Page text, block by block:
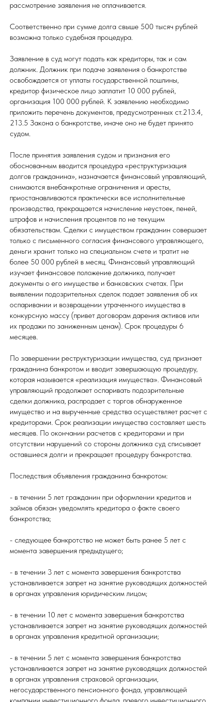
рассмотрение заявления не оплачивается.
Соответственно при сумме долга свыше 500 тысяч рублей
возможна только судебная процедура.
Заявление в суд могут подать как кредиторы, так и сам
должник. Должник при подаче заявления о банкротстве
освобождается от уплаты государственной пошлины,
кредитор физическое лицо заплатит 10 000 рублей,
организация 100 000 рублей. К заявлению необходимо
приложить перечень документов, предусмотренных ст.213.4,
213.5 Закона о банкротстве, иначе оно не будет принято
судом.
После принятия заявления судом и признания его
обоснованным вводится процедура «реструктуризация
долгов гражданина», назначается финансовый управляющий,
снимаются внебанкротные ограничения и аресты,
приостанавливаются практически все исполнительные
производства, прекращается начисление неустоек, пеней,
штрафов и начисления процентов по не текущим
обязательствам. Сделки с имуществом гражданин совершает
только с письменного согласия финансового управляющего,
деньги хранит только на специальном счете и тратит не
более 50 000 рублей в месяц. Финансовый управляющий
изучает финансовое положение должника, получает
документы о его имуществе и банковских счетах. При
выявлении подозрительных сделок подает заявления об их
оспаривании и возвращении утраченного имущества в
конкурсную массу (привет договорам дарения активов или
их продажи по заниженным ценам). Срок процедуры 6
месяцев.
По завершении реструктуризации имущества, суд признает
гражданина банкротом и вводит завершающую процедуру,
которая называется «реализация имущества». Финансовый
управляющий продолжает оспаривать подозрительные
сделки должника, распродает с торгов обнаруженное
имущество и на вырученные средства осуществляет расчет с
кредиторами. Срок реализации имущества составляет шесть
месяцев. По окончании расчетов с кредиторами и при
отсутствии нарушений со стороны должника суд списывает
оставшиеся долги и прекращает процедуру банкротства.
Последствия объявления гражданина банкротом:
- в течении 5 лет гражданин при оформлении кредитов и
займов обязан уведомлять кредитора о факте своего
банкротства;
- следующее банкротство не может быть ранее 5 лет с
момента завершения предыдущего;
- в течении 3 лет с момента завершения банкротства
устанавливается запрет на занятие руководящих должностей
в органах управления юридическим лицом;
- в течении 10 лет с момента завершения банкротства
устанавливается запрет на занятие руководящих должностей
в органах управления кредитной организации;
- в течении 5 лет с момента завершения банкротства
устанавливается запрет на занятие руководящих должностей
в органах управления страховой организации,
негосударственного пенсионного фонда, управляющей